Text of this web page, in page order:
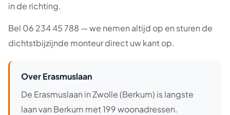
in de richting.
Bel 06 234 45 788 — we nemen altijd op en sturen de
dichtstbijzijnde monteur direct uw kant op.
Over Erasmuslaan
De Erasmuslaan in Zwolle (Berkum) is langste
laan van Berkum met 199 woonadressen.